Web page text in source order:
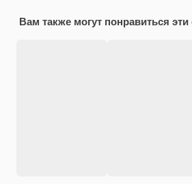
Вам также могут понравиться